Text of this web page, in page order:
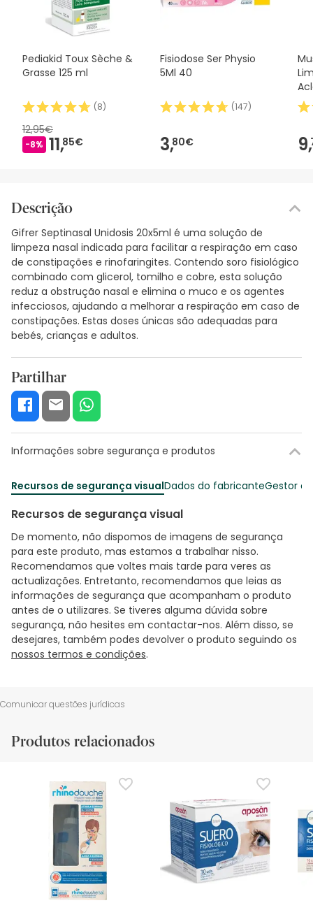
Pediakid Toux Sèche &
Grasse 125 ml
(8)
12,95€
-8% 11,85€
Fisiodose Ser Physio
5Ml 40
(147)
3,80€ 9,
Descrição
Gifrer Septinasal Unidosis 20x5ml é uma solução de
limpeza nasal indicada para facilitar a respiração em caso
de constipações e rinofaringites. Contendo soro fisiológico
combinado com glicerol, tomilho e cobre, esta solução
reduz a obstrução nasal e elimina o muco e os agentes
infecciosos, ajudando a melhorar a respiração em caso de
constipações. Estas doses únicas são adequadas para
bebés, crianças e adultos.
Partilhar
Informações sobre segurança e produtos
Recursos de segurança visualDados do fabricanteGestor
Recursos de segurança visual
De momento, não dispomos de imagens de segurança
para este produto, mas estamos a trabalhar nisso.
Recomendamos que voltes mais tarde para veres as
actualizações. Entretanto, recomendamos que leias as
informações de segurança que acompanham o produto
antes de o utilizares. Se tiveres alguma dúvida sobre
segurança, não hesites em contactar-nos. Além disso, se
desejares, também podes devolver o produto seguindo os
nossos termos e condições.
Comunicar questões jurídicas
Produtos relacionados